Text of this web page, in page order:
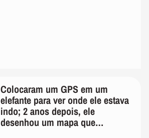
Colocaram um GPS em um
elefante para ver onde ele estava
indo; 2 anos depois, ele
desenhou um mapa que